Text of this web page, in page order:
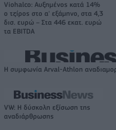
Viohalco: Αυξημένος κατά 14%
ο τζίρος στο α' εξάμηνο, στα 4,3
δισ. ευρώ – Στα 446 εκατ. ευρώ
τα EBITDA
Η συμφωνία Arval-Athlon
VW: Η δύσκολη εξίσωση της
αναδιάρθρωσης